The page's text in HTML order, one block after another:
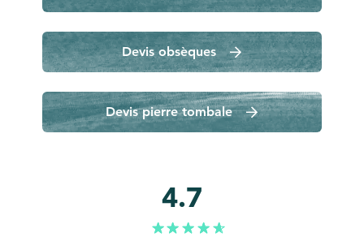
Devis obsèques
Devis pierre tombale
4.7